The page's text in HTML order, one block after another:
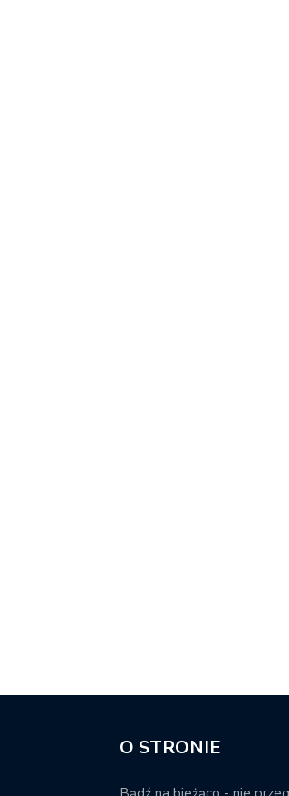
O STRONIE